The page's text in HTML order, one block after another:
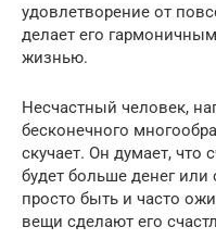
удовлетворение от
делает его
жизнью.
Несчастный человек,
бесконечного
скучает. Он думает, что
будет больше денег
просто быть и часто
вещи сделают его